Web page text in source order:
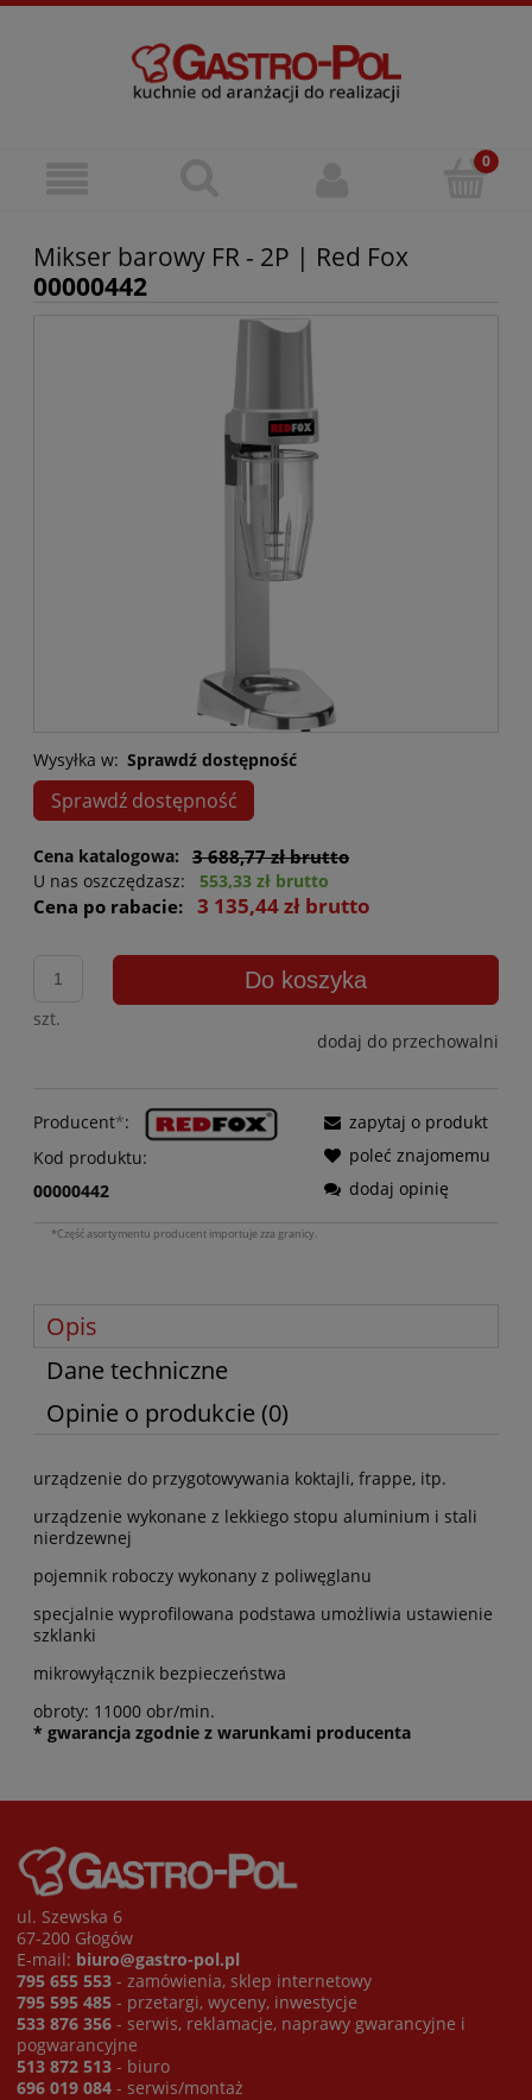
Mikser barowy FR - 2P | Red Fox
00000442
Wysyłka w: Sprawdź dostępność
Sprawdź dostępność
Cena katalogowa: 3 688,77 zł brutto
U nas oszczędzasz: 553,33 zł brutto
Cena po rabacie: 3 135,44 zł brutto
szt.
Do koszyka
dodaj do przechowalni
Producent*:
Kod produktu:
00000442
zapytaj o produkt
poleć znajomemu
dodaj opinię
*Część asortymentu producent importuje zza granicy.
Opis
Dane techniczne
Opinie o produkcie (0)
urządzenie do przygotowywania koktajli, frappe, itp.
urządzenie wykonane z lekkiego stopu aluminium i stali
nierdzewnej
pojemnik roboczy wykonany z poliwęglanu
specjalnie wyprofilowana podstawa umożliwia ustawienie
szklanki
mikrowyłącznik bezpieczeństwa
obroty: 11000 obr/min.
* gwarancja zgodnie z warunkami producenta
ul. Szewska 6
67-200 Głogów
E-mail: biuro@gastro-pol.pl
795 655 553 - zamówienia, sklep internetowy
795 595 485 - przetargi, wyceny, inwestycje
533 876 356 - serwis, reklamacje, naprawy gwarancyjne i
pogwarancyjne
513 872 513 - biuro
696 019 084 - serwis/montaż